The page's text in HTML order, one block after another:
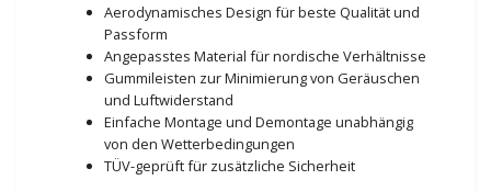
Aerodynamisches Design für beste Qualität und
Passform
Angepasstes Material für nordische Verhältnisse
Gummileisten zur Minimierung von Geräuschen
und Luftwiderstand
Einfache Montage und Demontage unabhängig
von den Wetterbedingungen
TÜV-geprüft für zusätzliche Sicherheit